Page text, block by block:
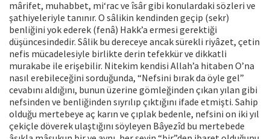
mârifet, muhabbet, mi‘rac ve îsâr gibi konulardaki sözleri ve
şathiyeleriyle tanınır. O sâlikin kendinden geçip (sekr)
benliğini yok ederek (fenâ) Hakk’a ermesi gerektiği
düşüncesindedir. Sâlik bu dereceye ancak sürekli riyâzet, çetin
nefis mücadelesiyle birlikte derin tefekkür ve dikkatli
murakabe ile erişebilir. Nitekim kendisi Allah’a hitaben O’na
nasıl erebileceğini sorduğunda, “Nefsini bırak da öyle gel”
cevabını aldığını, bunun üzerine gömleğinden çıkan yılan gibi
nefsinden ve benliğinden sıyrılıp çıktığını ifade etmişti. Sahip
olduğu mertebeye aç karın ve çıplak bedenle, nefsini on iki yıl
çekiçle döverek ulaştığını söyleyen Bâyezîd bu mertebede